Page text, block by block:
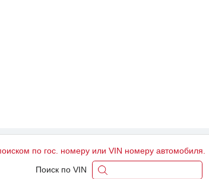
по гос. номеру или VIN номеру автомобиля.
Поиск по VIN